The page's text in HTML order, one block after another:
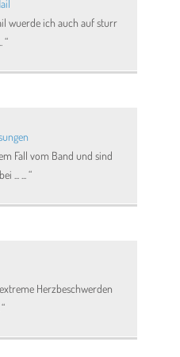
wuerde ich auch auf sturr
Fall vom Band und sind
... ...
Herzbeschwerden